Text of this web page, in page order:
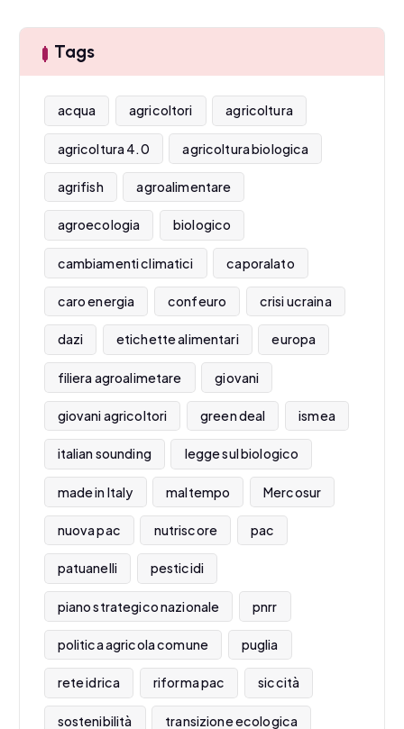
Tags
acqua agricoltori agricoltura
agricoltura 4.0 agricoltura biologica
agrifish agroalimentare
agroecologia biologico
cambiamenti climatici caporalato
caro energia confeuro crisi ucraina
dazi etichette alimentari europa
filiera agroalimetare giovani
giovani agricoltori green deal ismea
italian sounding legge sul biologico
made in Italy maltempo Mercosur
nuova pac nutriscore pac
patuanelli pesticidi
piano strategico nazionale pnrr
politica agricola comune puglia
rete idrica riforma pac siccità
sostenibilità transizione ecologica